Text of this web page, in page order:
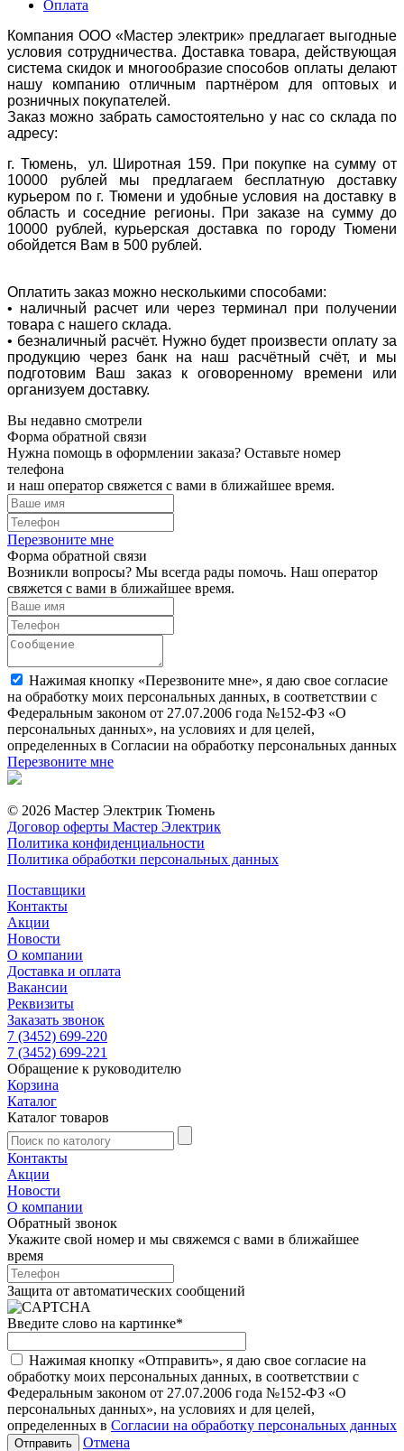
Оплата
Компания ООО «Мастер электрик» предлагает выгодные
условия сотрудничества. Доставка товара, действующая
система скидок и многообразие способов оплаты делают
нашу компанию отличным партнёром для оптовых и
розничных покупателей.
Заказ можно забрать самостоятельно у нас со склада по
адресу:
г. Тюмень, ул. Широтная 159. При покупке на сумму от
10000 рублей мы предлагаем бесплатную доставку
курьером по г. Тюмени и удобные условия на доставку в
область и соседние регионы. При заказе на сумму до
10000 рублей, курьерская доставка по городу Тюмени
обойдется Вам в 500 рублей.
Оплатить заказ можно несколькими способами:
• наличный расчет или через терминал при получении
товара с нашего склада.
• безналичный расчёт. Нужно будет произвести оплату за
продукцию через банк на наш расчётный счёт, и мы
подготовим Ваш заказ к оговоренному времени или
организуем доставку.
Вы недавно смотрели
Форма обратной связи
Нужна помощь в оформлении заказа? Оставьте номер
телефона
и наш оператор свяжется с вами в ближайшее время.
Перезвоните мне
Форма обратной связи
Возникли вопросы? Мы всегда рады помочь. Наш оператор
свяжется с вами в ближайшее время.
Нажимая кнопку «Перезвоните мне», я даю свое согласие
на обработку моих персональных данных, в соответствии с
Федеральным законом от 27.07.2006 года №152-ФЗ «О
персональных данных», на условиях и для целей,
определенных в Согласии на обработку персональных данных
Перезвоните мне
© 2026 Мастер Электрик Тюмень
Договор оферты Мастер Электрик
Политика конфиденциальности
Политика обработки персональных данных
Поставщики
Контакты
Акции
Новости
О компании
Доставка и оплата
Вакансии
Реквизиты
Заказать звонок
7 (3452) 699-220
7 (3452) 699-221
Обращение к руководителю
Корзина
Каталог
Каталог товаров
Контакты
Акции
Новости
О компании
Обратный звонок
Укажите свой номер и мы свяжемся с вами в ближайшее
время
Защита от автоматических сообщений
Введите слово на картинке*
Нажимая кнопку «Отправить», я даю свое согласие на
обработку моих персональных данных, в соответствии с
Федеральным законом от 27.07.2006 года №152-ФЗ «О
персональных данных», на условиях и для целей,
определенных в Согласии на обработку персональных данных
Отмена